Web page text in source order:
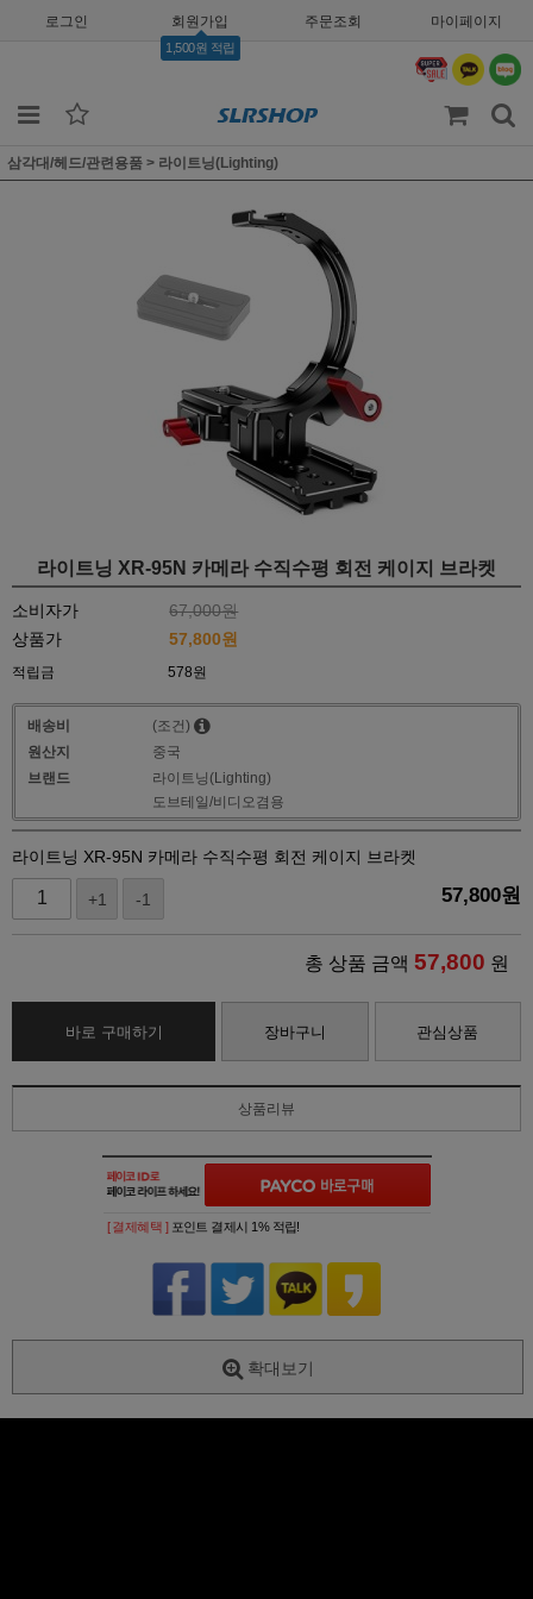
로그인 회원가입
1,500원 적립
주문조회 마이페이지
삼각대/헤드/관련용품 > 라이트닝(Lighting)
라이트닝 XR-95N 카메라 수직수평 회전 케이지 브라켓
소비자가
67,000원
상품가
57,800원
적립금 578원
배송비
(조건)
원산지
중국
브랜드
라이트닝(Lighting)
도브테일/비디오겸용
라이트닝 XR-95N 카메라 수직수평 회전 케이지 브라켓
+1 -1 57,800원
총 상품 금액 57,800 원
바로 구매하기 장바구니 관심상품
상품리뷰
[ 결제혜택 ] 포인트 결제시 1% 적립!
확대보기